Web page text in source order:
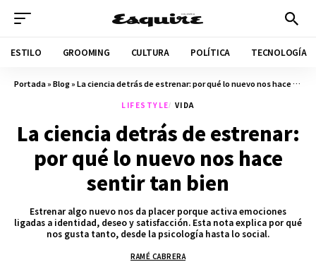
ESTILO GROOMING CULTURA POLÍTICA TECNOLOGÍA
Portada»Blog»La ciencia detrás de estrenar: por qué lo nuevo nos hace sentir tan bien
LIFESTYLE VIDA
La ciencia detrás de estrenar:
por qué lo nuevo nos hace
sentir tan bien
Estrenar algo nuevo nos da placer porque activa emociones
ligadas a identidad, deseo y satisfacción. Esta nota explica por qué
nos gusta tanto, desde la psicología hasta lo social.
RAMÉ CABRERA